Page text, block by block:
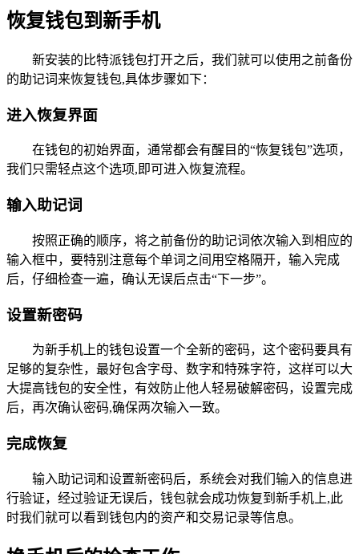
恢复钱包到新手机
新安装的比特派钱包打开之后，我们就可以使用之前备份
的助记词来恢复钱包,具体步骤如下：
进入恢复界面
在钱包的初始界面，通常都会有醒目的“恢复钱包”选项，
我们只需轻点这个选项,即可进入恢复流程。
输入助记词
按照正确的顺序，将之前备份的助记词依次输入到相应的
输入框中，要特别注意每个单词之间用空格隔开，输入完成
后，仔细检查一遍，确认无误后点击“下一步”。
设置新密码
为新手机上的钱包设置一个全新的密码，这个密码要具有
足够的复杂性，最好包含字母、数字和特殊字符，这样可以大
大提高钱包的安全性，有效防止他人轻易破解密码，设置完成
后，再次确认密码,确保两次输入一致。
完成恢复
输入助记词和设置新密码后，系统会对我们输入的信息进
行验证，经过验证无误后，钱包就会成功恢复到新手机上,此
时我们就可以看到钱包内的资产和交易记录等信息。